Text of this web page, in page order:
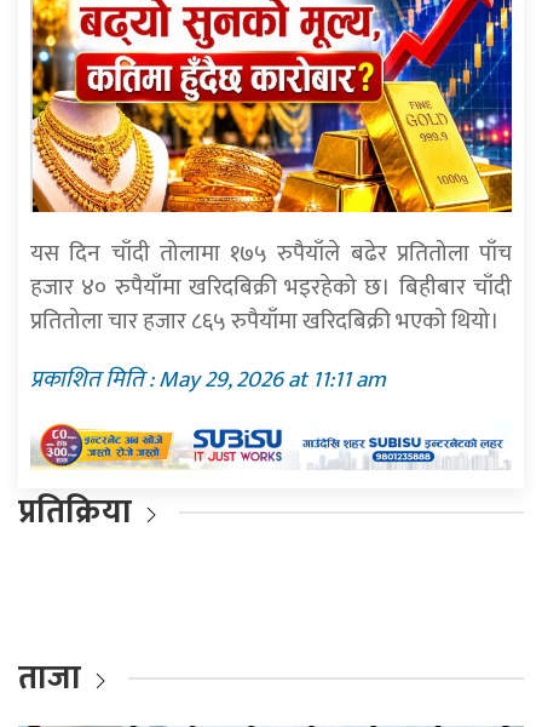
यस दिन चाँदी तोलामा १७५ रुपैयाँले बढेर प्रतितोला पाँच
हजार ४० रुपैयाँमा खरिदबिक्री भइरहेको छ। बिहीबार चाँदी
प्रतितोला चार हजार ८६५ रुपैयाँमा खरिदबिक्री भएको थियो।
प्रकाशित मिति : May 29, 2026 at 11:11 am
प्रतिक्रिया
ताजा